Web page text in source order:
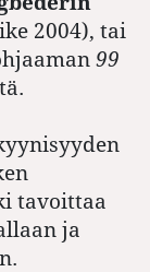
2004), tai
99
tavoittaa
ja